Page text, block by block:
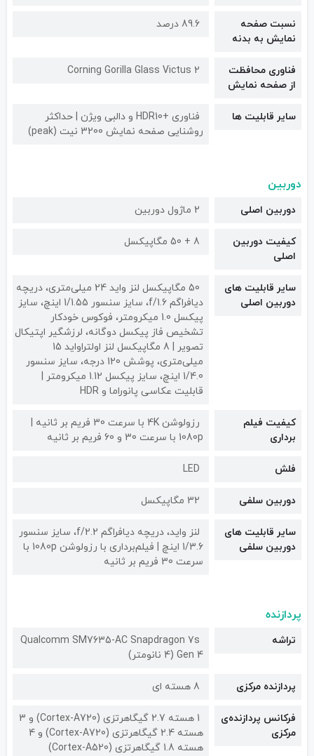
نسبت صفحه
نمایش به بدنه
89.6 درصد
فناوری محافظت
از صفحه نمایش
Corning Gorilla Glass Victus 2
سایر قابلیت ها
فناوری +HDR10 و دالبی ویژن | حداکثر
روشنایی صفحه نمایش 3200 نیت (peak)
دوربین
دوربین اصلی 2 ماژول دوربین
کیفیت دوربین‌
اصلی
8 + 50 مگاپیکسل
سایر قابلیت های
دوربین اصلی
50 مگاپیکسل لنز واید 24 میلی‌متری، دریچه
دیافراگم f/1.6، سایز سنسور 1/1.55 اینچ، سایز
پیکسل 1.0 میکرومتر، فوکوس خودکار
تشخیص فاز پیکسل دوگانه، لرزشگیر اپتیکال
تصویر | 8 مگاپیکسل لنز اولتراواید 15
میلی‌متری، پوشش 120 درجه، سایز سنسور
1/4.0 اینچ، سایز پیکسل 1.12 میکرومتر |
قابلیت عکاسی پانوراما و HDR
کیفیت فیلم
برداری
رزولوشن 4K با سرعت 30 فریم بر ثانیه |
1080p با سرعت 30 و 60 فریم بر ثانیه
فلش LED
دوربین سلفی 32 مگاپیکسل
سایر قابلیت های
دوربین سلفی
لنز واید، دریچه دیافراگم f/2.2، سایز سنسور
1/3.6 اینچ | فیلم‌برداری با رزولوشن 1080p با
سرعت 30 فریم بر ثانیه
پردازنده
تراشه
Qualcomm SM7635-AC Snapdragon 7s
Gen 4 (4 نانومتر)
پردازنده مرکزی 8 هسته ای
فرکانس پردازنده‌ی
مرکزی
1 هسته 2.7 گیگاهرتزی (Cortex-A720) و 3
هسته 2.4 گیگاهرتزی (Cortex-A720) و 4
هسته 1.8 گیگاهرتزی (Cortex-A520)